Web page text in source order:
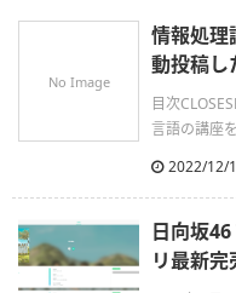
No Image
情報処
動投稿し
目次
言語の講座
2022/12/
日向坂
リ最新